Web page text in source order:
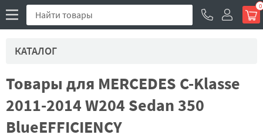
0
КАТАЛОГ
Товары для MERCEDES C-Klasse
2011-2014 W204 Sedan 350
BlueEFFICIENCY